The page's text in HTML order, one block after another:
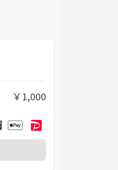
￥1,000